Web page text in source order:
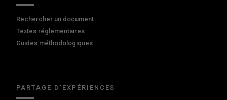
Rechercher un document
Textes réglementaires
Guides méthodologiques
PARTAGE D'EXPÉRIENCES